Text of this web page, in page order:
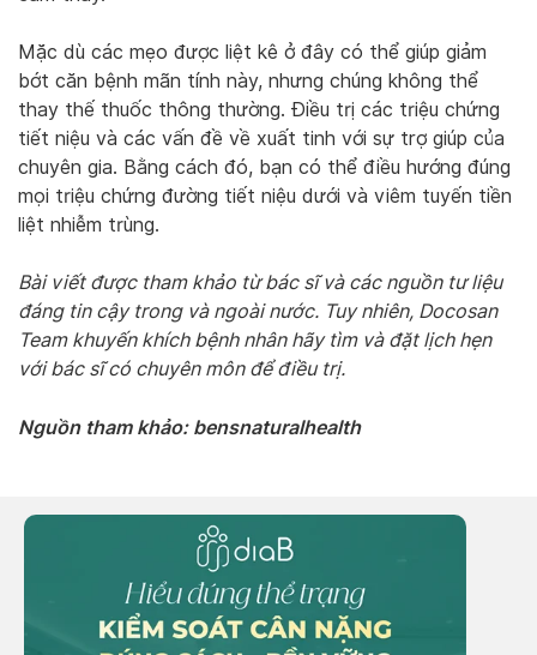
Mặc dù các mẹo được liệt kê ở đây có thể giúp giảm
bớt căn bệnh mãn tính này, nhưng chúng không thể
thay thế thuốc thông thường. Điều trị các triệu chứng
tiết niệu và các vấn đề về xuất tinh với sự trợ giúp của
chuyên gia. Bằng cách đó, bạn có thể điều hướng đúng
mọi triệu chứng đường tiết niệu dưới và viêm tuyến tiền
liệt nhiễm trùng.
Bài viết được tham khảo từ bác sĩ và các nguồn tư liệu
đáng tin cậy trong và ngoài nước. Tuy nhiên, Docosan
Team khuyến khích bệnh nhân hãy tìm và đặt lịch hẹn
với bác sĩ có chuyên môn để điều trị.
Nguồn tham khảo: bensnaturalhealth